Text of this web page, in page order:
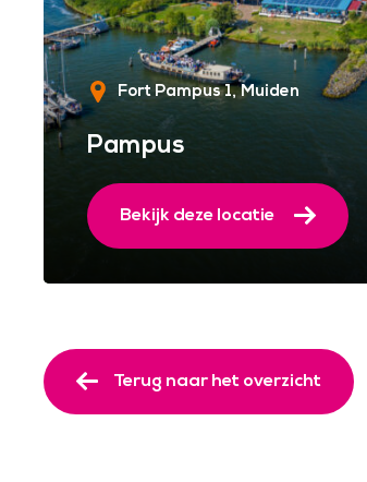
Fort Pampus 1 Muiden
Pampus
Bekijk deze locatie
Terug naar het overzicht